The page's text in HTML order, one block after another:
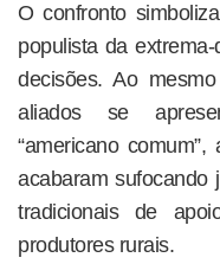
O confronto
populista da
decisões. Ao
aliados se
“americano
acabaram sufocando
tradicionais de
produtores rurais.